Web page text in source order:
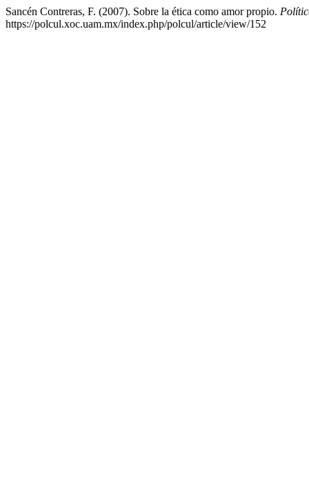
Sancén Contreras, F. (2007). Sobre la ética como amor propio.
https://polcul.xoc.uam.mx/index.php/polcul/article/view/152